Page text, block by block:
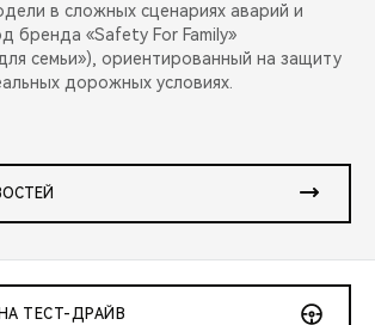
в сложных сценариях аварий и
бренда «Safety For Family»
семьи»), ориентированный на защиту
дорожных условиях.
ТЕСТ-ДРАЙВ